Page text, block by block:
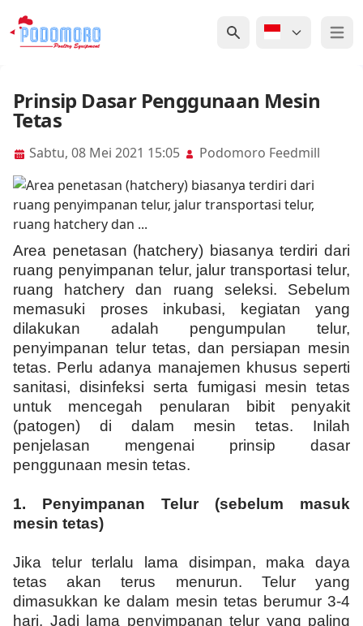
Open
Prinsip Dasar Penggunaan Mesin
Tetas
Sabtu, 08 Mei 2021 15:05 Podomoro Feedmill
Area penetasan (hatchery) biasanya terdiri dari
ruang penyimpanan telur, jalur transportasi telur,
ruang hatchery dan ruang seleksi. Sebelum
memasuki proses inkubasi, kegiatan yang
dilakukan adalah pengumpulan telur,
penyimpanan telur tetas, dan persiapan mesin
tetas. Perlu adanya manajemen khusus seperti
sanitasi, disinfeksi serta fumigasi mesin tetas
untuk mencegah penularan bibit penyakit
(patogen) di dalam mesin tetas. Inilah
penjelasan mengenai prinsip dasar
penggunaan mesin tetas.
1. Penyimpanan Telur (sebelum masuk
mesin tetas)
Jika telur terlalu lama disimpan, maka daya
tetas akan terus menurun. Telur yang
dimasukkan ke dalam mesin tetas berumur 3-4
hari. Jadi lama penyimpanan telur yang paling